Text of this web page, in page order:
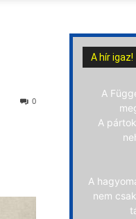
0
A hír igaz!
A
A
A
nem